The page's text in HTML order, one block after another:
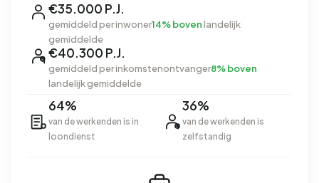
€35.000 P.J.
gemiddeld per inwoner14% bovenlandelijk
gemiddelde
€40.300 P.J.
gemiddeld per inkomstenontvanger8% boven
landelijk gemiddelde
64%
van de werkenden is in
loondienst
36%
van de werkenden is
zelfstandig